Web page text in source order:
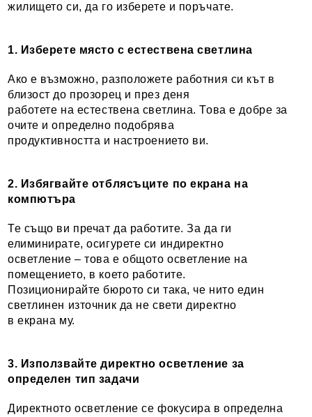
жилището си, да го изберете и поръчате.
1. Изберете място с естествена светлина
Ако е възможно, разположете работния си кът в
близост до прозорец и през деня
работете на естествена светлина. Това е добре за
очите и определно подобрява
продуктивността и настроението ви.
2. Избягвайте отблясъците по екрана на
компютъра
Те също ви пречат да работите. За да ги
елиминирате, осигурете си индиректно
осветление – това е общото осветление на
помещението, в което работите.
Позиционирайте бюрото си така, че нито един
светлинен източник да не свети директно
в екрана му.
3. Използвайте директно осветление за
определен тип задачи
Директното осветление се фокусира в определна